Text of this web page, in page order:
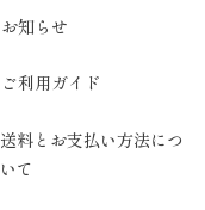
お知らせ
ご利用ガイド
送料とお支払い方法につ
いて